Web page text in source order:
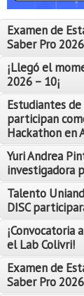
Examen de
Saber Pro
Leer Más
¡Llegó el
2026 – 10¡
Leer Más
Estudiantes
participan
Hackathon en
Yuri Andrea
investigadora
Talento
DISC
el Lab Colivri!
Examen de
Saber Pro
Proyecto
Reingreso
Reintegro
Retiro
Tarifas
Grado